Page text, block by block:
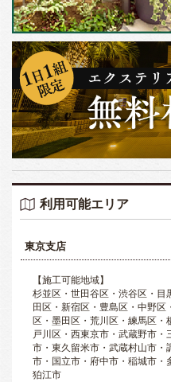
利用可能エリア
東京支店
【施工可能地域】
杉並区・世田谷区・渋谷区・
田区・新宿区・豊島区・中野
区・墨田区・荒川区・練馬区
戸川区・西東京市・武蔵野市
市・東久留米市・武蔵村山市
市・国立市・府中市・稲城市・
狛江市